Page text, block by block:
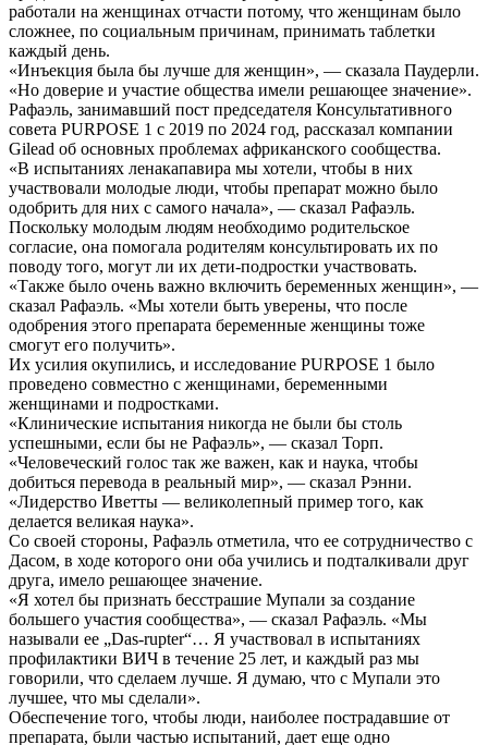
работали на женщинах отчасти потому, что женщинам было
сложнее, по социальным причинам, принимать таблетки
каждый день.
«Инъекция была бы лучше для женщин», — сказала Паудерли.
«Но доверие и участие общества имели решающее значение».
Рафаэль, занимавший пост председателя Консультативного
совета PURPOSE 1 с 2019 по 2024 год, рассказал компании
Gilead об основных проблемах африканского сообщества.
«В испытаниях ленакапавира мы хотели, чтобы в них
участвовали молодые люди, чтобы препарат можно было
одобрить для них с самого начала», — сказал Рафаэль.
Поскольку молодым людям необходимо родительское
согласие, она помогала родителям консультировать их по
поводу того, могут ли их дети-подростки участвовать.
«Также было очень важно включить беременных женщин», —
сказал Рафаэль. «Мы хотели быть уверены, что после
одобрения этого препарата беременные женщины тоже
смогут его получить».
Их усилия окупились, и исследование PURPOSE 1 было
проведено совместно с женщинами, беременными
женщинами и подростками.
«Клинические испытания никогда не были бы столь
успешными, если бы не Рафаэль», — сказал Торп.
«Человеческий голос так же важен, как и наука, чтобы
добиться перевода в реальный мир», — сказал Рэнни.
«Лидерство Иветты — великолепный пример того, как
делается великая наука».
Со своей стороны, Рафаэль отметила, что ее сотрудничество с
Дасом, в ходе которого они оба учились и подталкивали друг
друга, имело решающее значение.
«Я хотел бы признать бесстрашие Мупали за создание
большего участия сообщества», — сказал Рафаэль. «Мы
называли ее „Das-rupter“… Я участвовал в испытаниях
профилактики ВИЧ в течение 25 лет, и каждый раз мы
говорили, что сделаем лучше. Я думаю, что с Мупали это
лучшее, что мы сделали».
Обеспечение того, чтобы люди, наиболее пострадавшие от
препарата, были частью испытаний, дает еще одно